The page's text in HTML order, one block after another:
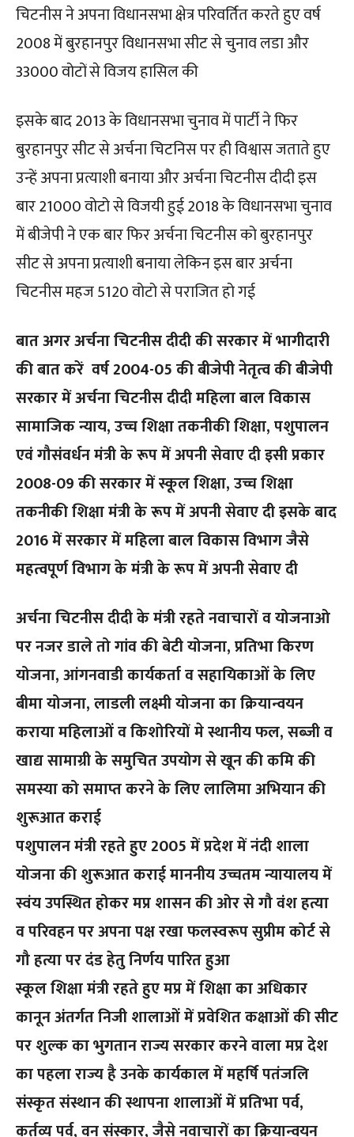
चिटनीस ने अपना विधानसभा क्षेत्र परिवर्तित करते हुए वर्ष
2008 में बुरहानपुर विधानसभा सीट से चुनाव लडा और
33000 वोटों से विजय हासिल की
इसके बाद 2013 के विधानसभा चुनाव में पार्टी ने फिर
बुरहानपुर सीट से अर्चना चिटनिस पर ही विश्वास जताते हुए
उन्हें अपना प्रत्याशी बनाया और अर्चना चिटनीस दीदी इस
बार 21000 वोटो से विजयी हुई 2018 के विधानसभा चुनाव
में बीजेपी ने एक बार फिर अर्चना चिटनीस को बुरहानपुर
सीट से अपना प्रत्याशी बनाया लेकिन इस बार अर्चना
चिटनीस महज 5120 वोटो से पराजित हो गई
बात अगर अर्चना चिटनीस दीदी की सरकार में भागीदारी
की बात करें वर्ष 2004-05 की बीजेपी नेतृत्व की बीजेपी
सरकार में अर्चना चिटनीस दीदी महिला बाल विकास
सामाजिक न्याय, उच्च शिक्षा तकनीकी शिक्षा, पशुपालन
एवं गौसंवर्धन मंत्री के रूप में अपनी सेवाए दी इसी प्रकार
2008-09 की सरकार में स्कूल शिक्षा, उच्च शिक्षा
तकनीकी शिक्षा मंत्री के रूप में अपनी सेवाए दी इसके बाद
2016 में सरकार में महिला बाल विकास विभाग जैसे
महत्वपूर्ण विभाग के मंत्री के रूप में अपनी सेवाए दी
अर्चना चिटनीस दीदी के मंत्री रहते नवाचारों व योजनाओ
पर नजर डाले तो गांव की बेटी योजना, प्रतिभा किरण
योजना, आंगनवाडी कार्यकर्ता व सहायिकाओं के लिए
बीमा योजना, लाडली लक्ष्मी योजना का क्रियान्वयन
कराया महिलाओं व किशोरियों मे स्थानीय फल, सब्जी व
खाद्य सामाग्री के समुचित उपयोग से खून की कमि की
समस्या को समाप्त करने के लिए लालिमा अभियान की
शुरूआत कराई
पशुपालन मंत्री रहते हुए 2005 में प्रदेश में नंदी शाला
योजना की शुरूआत कराई माननीय उच्चतम न्यायालय में
स्वंय उपस्थित होकर मप्र शासन की ओर से गौ वंश हत्या
व परिवहन पर अपना पक्ष रखा फलस्वरूप सुप्रीम कोर्ट से
गौ हत्या पर दंड हेतु निर्णय पारित हुआ
स्कूल शिक्षा मंत्री रहते हुए मप्र में शिक्षा का अधिकार
कानून अंतर्गत निजी शालाओं में प्रवेशित कक्षाओं की सीट
पर शुल्क का भुगतान राज्य सरकार करने वाला मप्र देश
का पहला राज्य है उनके कार्यकाल में महर्षि पतंजलि
संस्कृत संस्थान की स्थापना शालाओं में प्रतिभा पर्व,